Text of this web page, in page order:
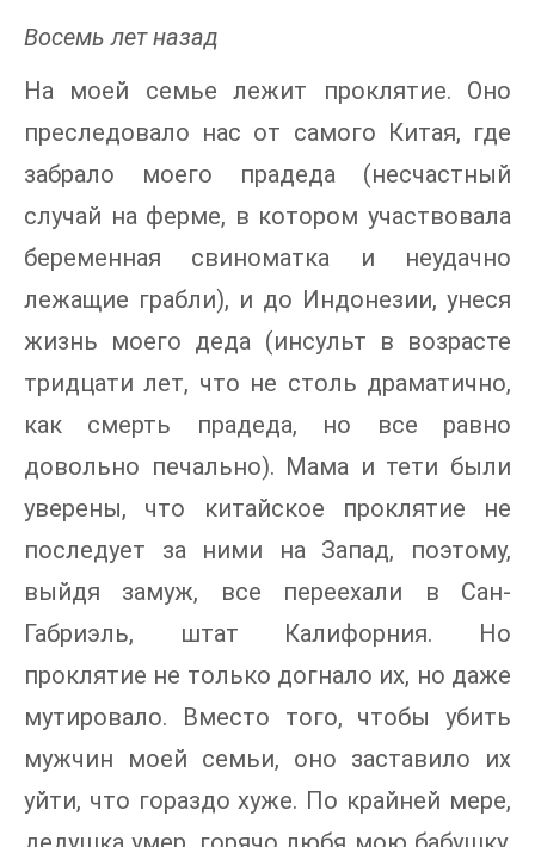
Восемь лет назад
На моей семье лежит проклятие. Оно
преследовало нас от самого Китая, где
забрало моего прадеда (несчастный
случай на ферме, в котором участвовала
беременная свиноматка и неудачно
лежащие грабли), и до Индонезии, унеся
жизнь моего деда (инсульт в возрасте
тридцати лет, что не столь драматично,
как смерть прадеда, но все равно
довольно печально). Мама и тети были
уверены, что китайское проклятие не
последует за ними на Запад, поэтому,
выйдя замуж, все переехали в Сан-
Габриэль, штат Калифорния. Но
проклятие не только догнало их, но даже
мутировало. Вместо того, чтобы убить
мужчин моей семьи, оно заставило их
уйти, что гораздо хуже. По крайней мере,